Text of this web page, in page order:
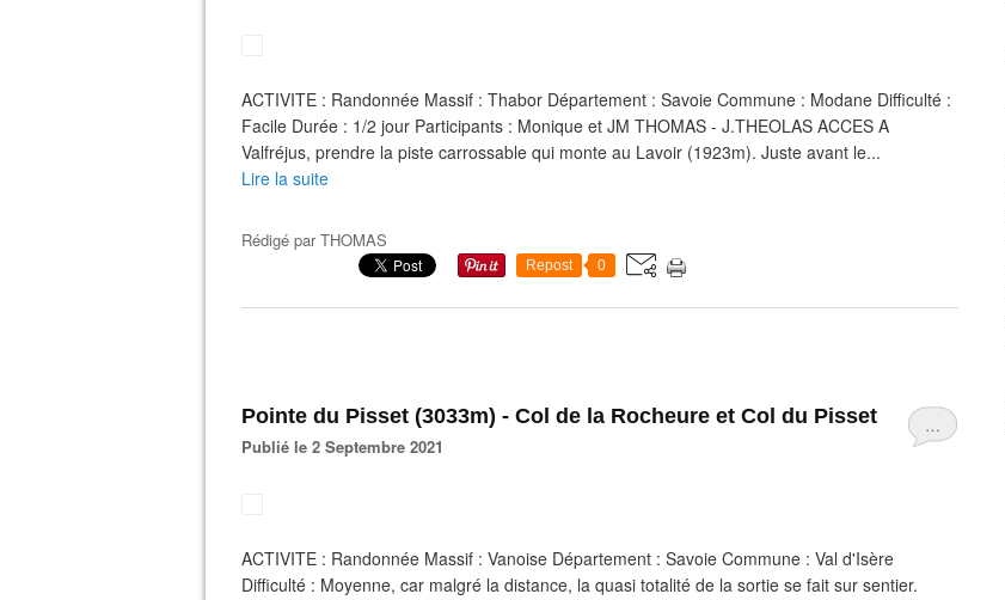
ACTIVITE : Randonnée Massif : Thabor Département : Savoie Commune : Modane Difficulté :
Facile Durée : 1/2 jour Participants : Monique et JM THOMAS - J.THEOLAS ACCES A
Valfréjus, prendre la piste carrossable qui monte au Lavoir (1923m). Juste avant le...
Lire la suite
Rédigé parTHOMAS
Repost 0
…
Pointe du Pisset (3033m) - Col de la Rocheure et Col du Pisset
Publié le 2 Septembre 2021
ACTIVITE : Randonnée Massif : Vanoise Département : Savoie Commune : Val d'Isère
Difficulté : Moyenne, car malgré la distance, la quasi totalité de la sortie se fait sur sentier.